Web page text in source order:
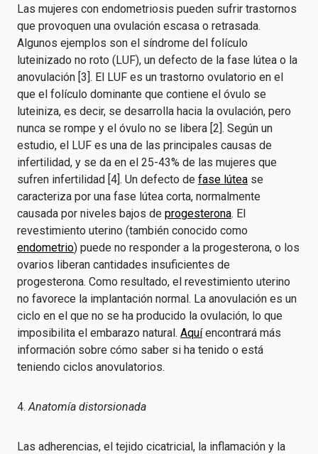
Las mujeres con endometriosis pueden sufrir trastornos
que provoquen una ovulación escasa o retrasada.
Algunos ejemplos son el síndrome del folículo
luteinizado no roto (LUF), un defecto de la fase lútea o la
anovulación [3]. El LUF es un trastorno ovulatorio en el
que el folículo dominante que contiene el óvulo se
luteiniza, es decir, se desarrolla hacia la ovulación, pero
nunca se rompe y el óvulo no se libera [2]. Según un
estudio, el LUF es una de las principales causas de
infertilidad, y se da en el 25-43% de las mujeres que
sufren infertilidad [4]. Un defecto de fase lútea se
caracteriza por una fase lútea corta, normalmente
causada por niveles bajos de progesterona. El
revestimiento uterino (también conocido como
endometrio) puede no responder a la progesterona, o los
ovarios liberan cantidades insuficientes de
progesterona. Como resultado, el revestimiento uterino
no favorece la implantación normal. La anovulación es un
ciclo en el que no se ha producido la ovulación, lo que
imposibilita el embarazo natural. Aquíencontrará más
información sobre cómo saber si ha tenido o está
teniendo ciclos anovulatorios.
4.Anatomía distorsionada
Las adherencias, el tejido cicatricial, la inflamación y la